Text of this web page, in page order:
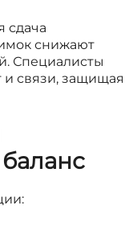
сдача
снижают
Специалисты
и связи, защищая